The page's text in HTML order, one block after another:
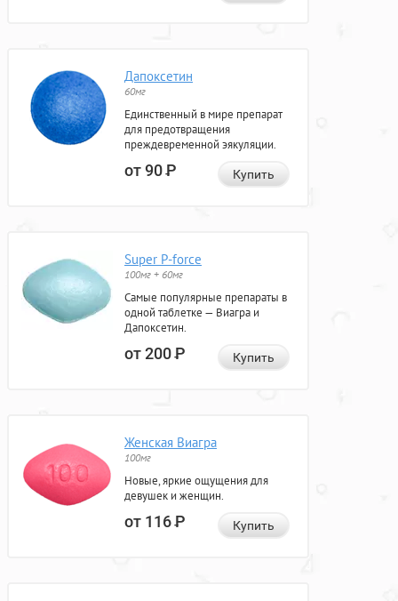
Дапоксетин
60мг
Единственный в мире препарат
для предотвращения
преждевременной эякуляции.
от 90Р Купить
Super P-force
100мг + 60мг
Самые популярные препараты в
одной таблетке — Виагра и
Дапоксетин.
от 200Р Купить
Женская Виагра
100мг
Новые, яркие ощущения для
девушек и женщин.
от 116Р Купить